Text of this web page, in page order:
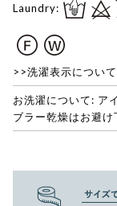
Laundry:
>>洗濯表示について
お洗濯について: ア
ブラー乾燥はお避け